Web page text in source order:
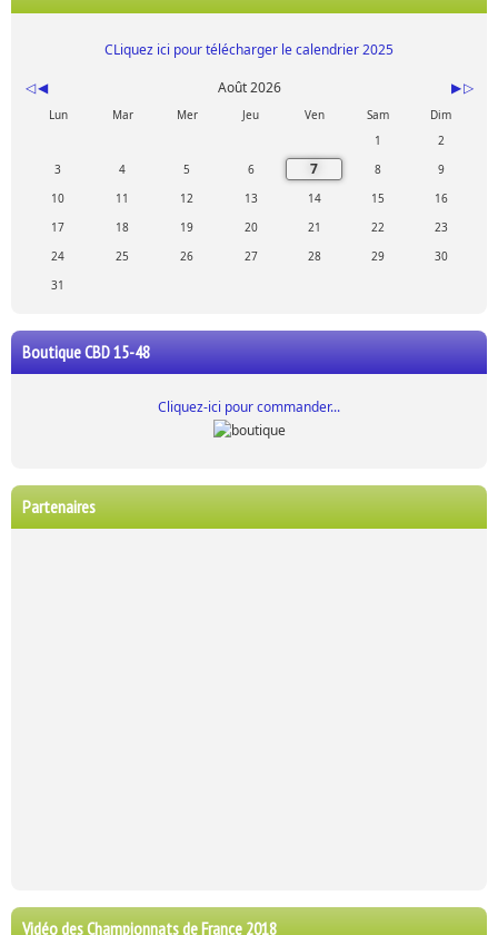
CLiquez ici pour télécharger le calendrier 2025
Août 2026
Lun Mar Mer Jeu Ven Sam
Dim
1
2
3
4 5 6 7 8
9
10
11 12 13 14 15
16
17
18 19 20 21 22
23
24
25 26 27 28 29
30
31
Boutique CBD 15-48
Cliquez-ici pour commander...
Partenaires
Vidéo des Championnats de France 2018